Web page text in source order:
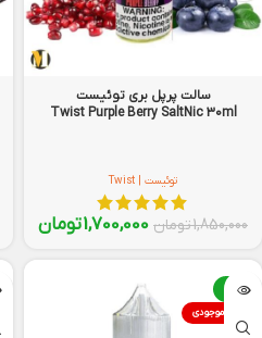
سالت پرپل بری توئیست
Twist Purple Berry SaltNic 30ml
توئیست | Twist
1,850,000تومان 1,700,000تومان
-8%
اتمام موجودی